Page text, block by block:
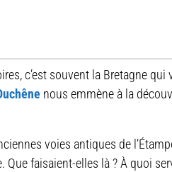
c’est souvent la Bretagne
nous emmène à la
voies antiques de
faisaient-elles là ? À quoi